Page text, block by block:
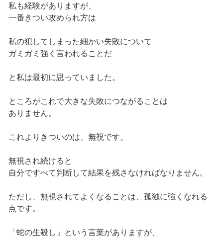
私も経験がありますが、
一番きつい攻められ方は
私の犯してしまった細かい失敗について
ガミガミ強く言われることだ
と私は最初に思っていました。
ところがこれで大きな失敗につながることは
ありません。
これよりきついのは、無視です。
無視され続けると
自分ですべて判断して結果を残さなければなりません。
ただし、無視されてよくなることは、孤独に強くなれる
点です。
「蛇の生殺し」という言葉がありますが、